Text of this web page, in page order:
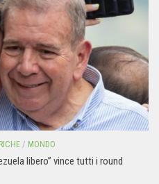
/ MONDO
libero” vince tutti i round